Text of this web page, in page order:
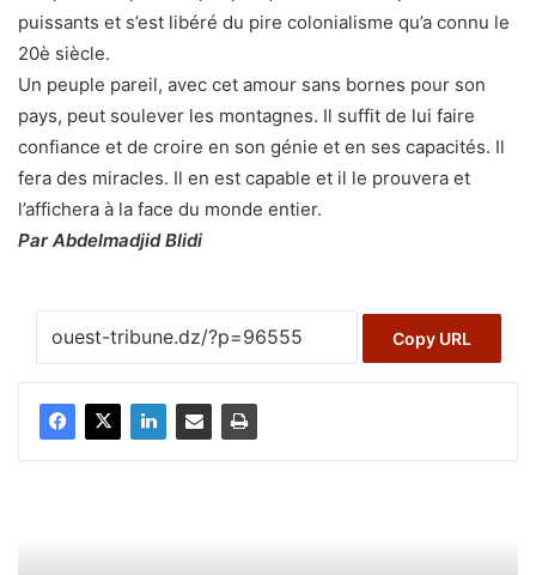
puissants et s’est libéré du pire colonialisme qu’a connu le
20è siècle.
Un peuple pareil, avec cet amour sans bornes pour son
pays, peut soulever les montagnes. Il suffit de lui faire
confiance et de croire en son génie et en ses capacités. Il
fera des miracles. Il en est capable et il le prouvera et
l’affichera à la face du monde entier.
Par Abdelmadjid Blidi
Copy URL